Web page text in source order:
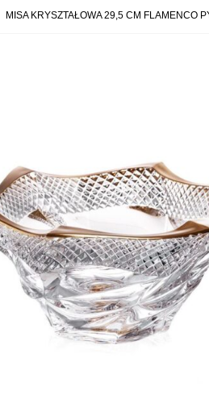
MISA KRYSZTAŁOWA 29,5 CM FLAMENCO